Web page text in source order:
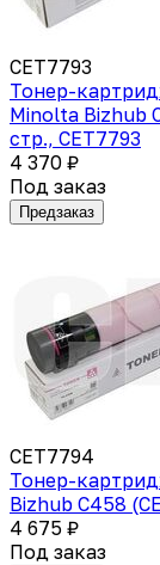
CET7793
Тонер-
Minolta Bizhub
стр., CET7793
4 370 ₽
Под заказ
Предзаказ
CET7794
Тонер-
Bizhub C458
4 675 ₽
Под заказ